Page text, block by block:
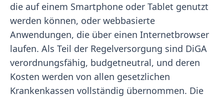
die auf einem Smartphone oder Tablet genutzt
werden können, oder webbasierte
Anwendungen, die über einen Internetbrowser
laufen. Als Teil der Regelversorgung sind DiGA
verordnungsfähig, budgetneutral, und deren
Kosten werden von allen gesetzlichen
Krankenkassen vollständig übernommen. Die